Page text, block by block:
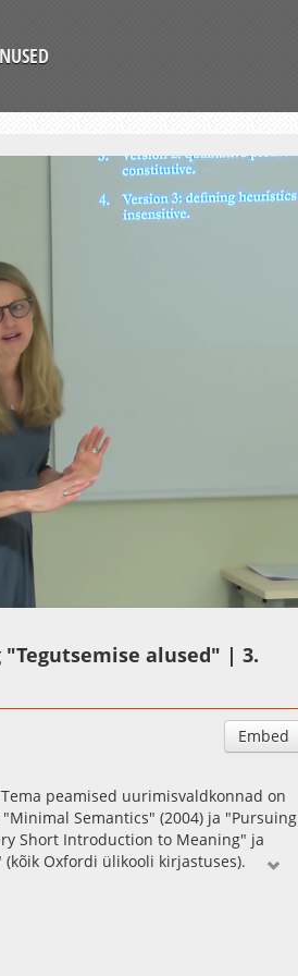
"Tegutsemise alused" | 3.
Embed
peamised uurimisvaldkonnad on
Semantics" (2004) ja "Pursuing
Short Introduction to Meaning" ja
(kõik Oxfordi ülikooli kirjastuses).